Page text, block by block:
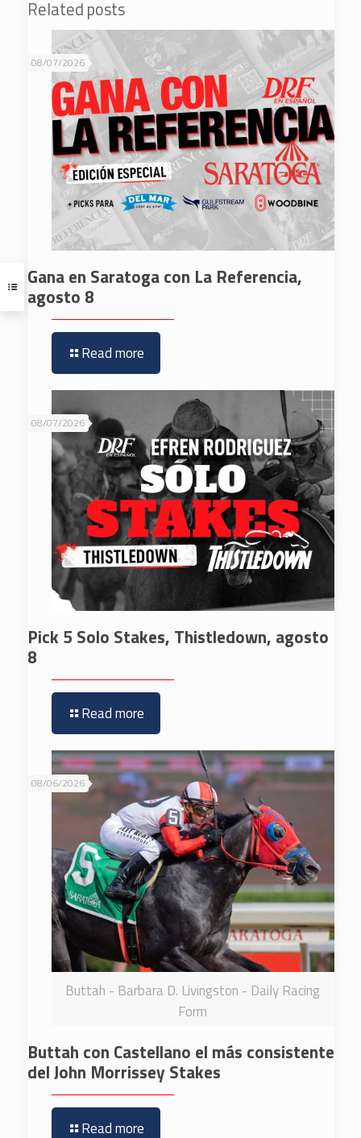
Related posts
08/07/2026
Gana en Saratoga con La Referencia,
agosto 8
Read more
08/07/2026
Pick 5 Solo Stakes, Thistledown, agosto
8
Read more
Buttah - Barbara D. Livingston - Daily Racing
Form
08/06/2026
Buttah con Castellano el más consistente
del John Morrissey Stakes
Read more